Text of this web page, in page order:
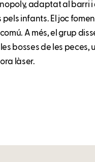
adaptat al barri i
infants. El joc
A més, el grup
bosses de les peces,
làser.